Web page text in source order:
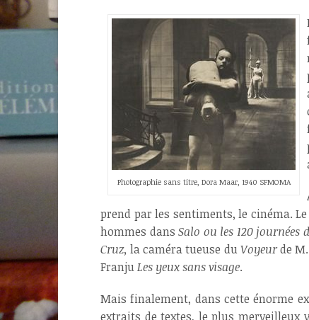
Photographie sans titre, Dora Maar, 1940 SFMOMA
prend par les sentiments, le cinéma.
hommes dansSalo ou les 120 journées
Cruz,la caméra tueuse duVoyeurde
FranjuLes yeux sans visage.
Mais finalement, dans cette énorme
extraits de textes, le plus merveilleux